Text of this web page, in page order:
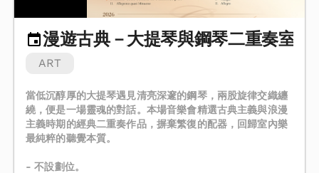
漫遊古典－大提琴與鋼琴二重奏室內
ART
當低沉醇厚的大提琴遇見清亮深邃的鋼琴，兩股旋律交織纏
繞，便是一場靈魂的對話。本場音樂會精選古典主義與浪漫
主義時期的經典二重奏作品，摒棄繁復的配器，回歸室內樂
最純粹的聽覺本質。
- 不設劃位。